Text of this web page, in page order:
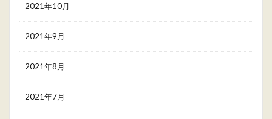
2021年10月
2021年9月
2021年8月
2021年7月